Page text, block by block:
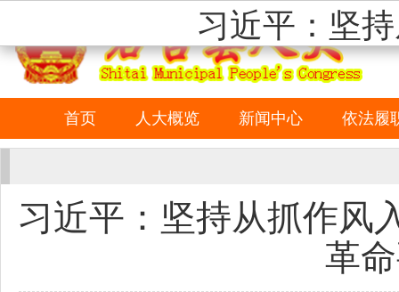
首页 人大概览 新闻中心 依法履
习近平：坚持从抓作风
革
习近平：坚